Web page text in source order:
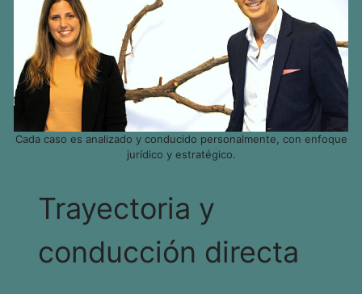
Cada caso es analizado y conducido personalmente, con enfoque
jurídico y estratégico.
Trayectoria y
conducción directa